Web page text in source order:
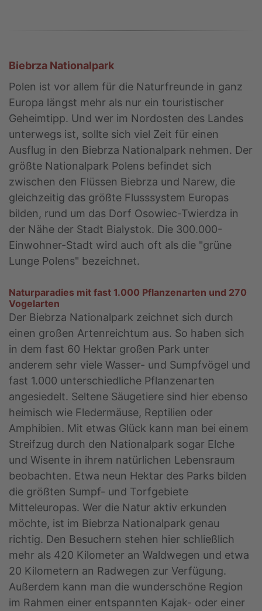
Biebrza Nationalpark
Polen ist vor allem für die Naturfreunde in ganz
Europa längst mehr als nur ein touristischer
Geheimtipp. Und wer im Nordosten des Landes
unterwegs ist, sollte sich viel Zeit für einen
Ausflug in den Biebrza Nationalpark nehmen. Der
größte Nationalpark Polens befindet sich
zwischen den Flüssen Biebrza und Narew, die
gleichzeitig das größte Flusssystem Europas
bilden, rund um das Dorf Osowiec-Twierdza in
der Nähe der Stadt Bialystok. Die 300.000-
Einwohner-Stadt wird auch oft als die "grüne
Lunge Polens" bezeichnet.
Naturparadies mit fast 1.000 Pflanzenarten und 270
Vogelarten
Der Biebrza Nationalpark zeichnet sich durch
einen großen Artenreichtum aus. So haben sich
in dem fast 60 Hektar großen Park unter
anderem sehr viele Wasser- und Sumpfvögel und
fast 1.000 unterschiedliche Pflanzenarten
angesiedelt. Seltene Säugetiere sind hier ebenso
heimisch wie Fledermäuse, Reptilien oder
Amphibien. Mit etwas Glück kann man bei einem
Streifzug durch den Nationalpark sogar Elche
und Wisente in ihrem natürlichen Lebensraum
beobachten. Etwa neun Hektar des Parks bilden
die größten Sumpf- und Torfgebiete
Mitteleuropas. Wer die Natur aktiv erkunden
möchte, ist im Biebrza Nationalpark genau
richtig. Den Besuchern stehen hier schließlich
mehr als 420 Kilometer an Waldwegen und etwa
20 Kilometern an Radwegen zur Verfügung.
Außerdem kann man die wunderschöne Region
im Rahmen einer entspannten Kajak- oder einer